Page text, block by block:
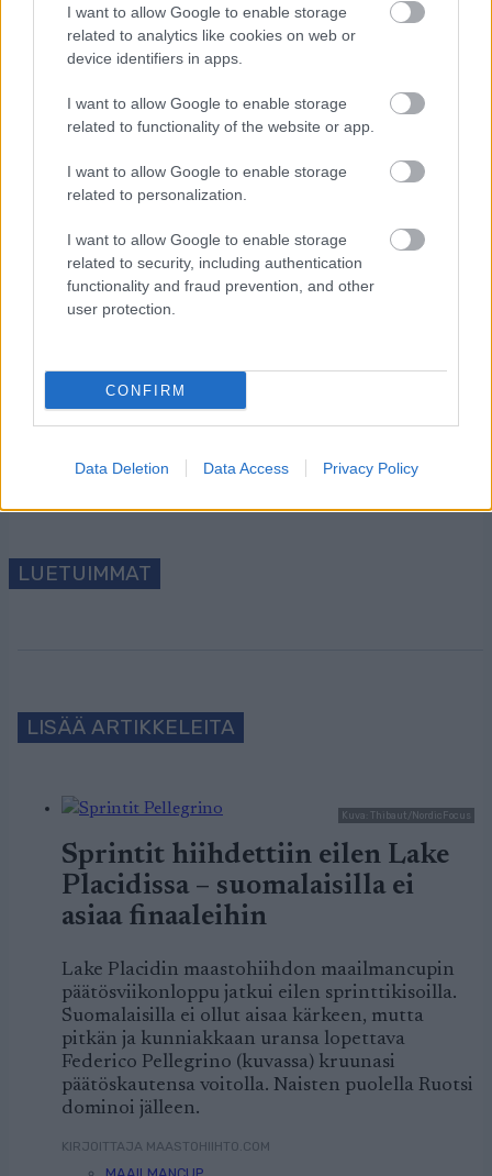
I want to allow Google to enable storage
related to analytics like cookies on web or
device identifiers in apps.
I want to allow Google to enable storage
related to functionality of the website or app.
I want to allow Google to enable storage
related to personalization.
I want to allow Google to enable storage
related to security, including authentication
functionality and fraud prevention, and other
user protection.
CONFIRM
Data Deletion Data Access Privacy Policy
Tilaa
LUETUIMMAT
LISÄÄ ARTIKKELEITA
Kuva: Thibaut/NordicFocus
Sprintit hiihdettiin eilen Lake
Placidissa – suomalaisilla ei
asiaa finaaleihin
Lake Placidin maastohiihdon maailmancupin
päätösviikonloppu jatkui eilen sprinttikisoilla.
Suomalaisilla ei ollut aisaa kärkeen, mutta
pitkän ja kunniakkaan uransa lopettava
Federico Pellegrino (kuvassa) kruunasi
päätöskautensa voitolla. Naisten puolella Ruotsi
dominoi jälleen.
KIRJOITTAJA MAASTOHIIHTO.COM